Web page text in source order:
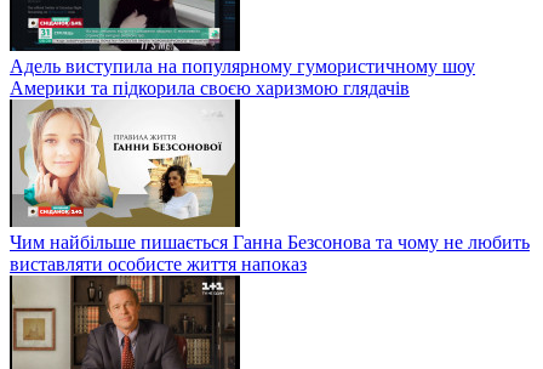
Адель виступила на популярному гумористичному шоу
Америки та підкорила своєю харизмою глядачів
Чим найбільше пишається Ганна Безсонова та чому не любить
виставляти особисте життя напоказ